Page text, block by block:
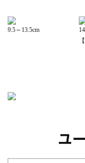
9.5～13.5cm
ユ